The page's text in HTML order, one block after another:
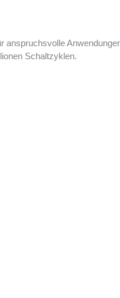
anspruchsvolle
Schaltzyklen.